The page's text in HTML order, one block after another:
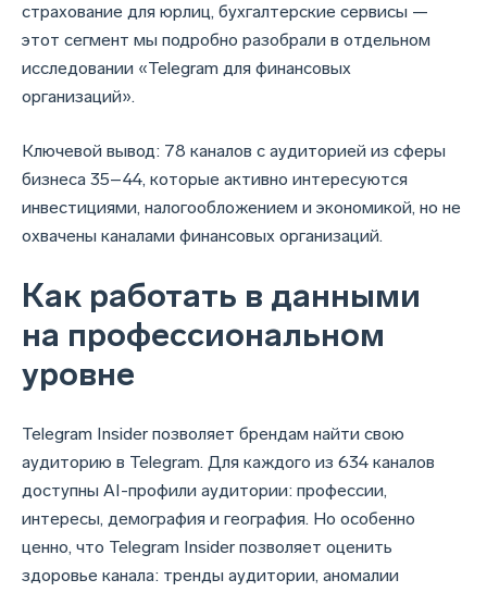
страхование для юрлиц, бухгалтерские сервисы —
этот сегмент мы подробно разобрали в отдельном
исследовании «Telegram для финансовых
организаций».
Ключевой вывод: 78 каналов с аудиторией из сферы
бизнеса 35–44, которые активно интересуются
инвестициями, налогообложением и экономикой, но не
охвачены каналами финансовых организаций.
Как работать в данными
на профессиональном
уровне
Telegram Insider позволяет брендам найти свою
аудиторию в Telegram. Для каждого из 634 каналов
доступны AI-профили аудитории: профессии,
интересы, демография и география. Но особенно
ценно, что Telegram Insider позволяет оценить
здоровье канала: тренды аудитории, аномалии